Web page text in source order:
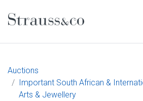
Main Navigation
Auctions
Important South African &
Arts & Jewellery